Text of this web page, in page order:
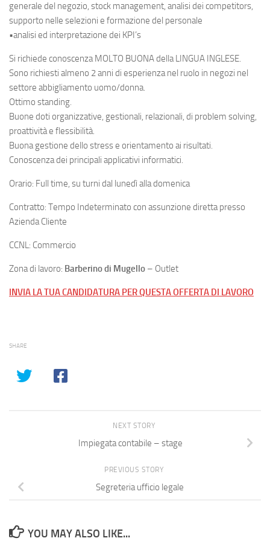
generale del negozio, stock management, analisi dei competitors,
supporto nelle selezioni e formazione del personale
•analisi ed interpretazione dei KPI’s
Si richiede conoscenza MOLTO BUONA della LINGUA INGLESE.
Sono richiesti almeno 2 anni di esperienza nel ruolo in negozi nel
settore abbigliamento uomo/donna.
Ottimo standing.
Buone doti organizzative, gestionali, relazionali, di problem solving,
proattività e flessibilità.
Buona gestione dello stress e orientamento ai risultati.
Conoscenza dei principali applicativi informatici.
Orario: Full time, su turni dal lunedì alla domenica
Contratto: Tempo Indeterminato con assunzione diretta presso
Azienda Cliente
CCNL: Commercio
Zona di lavoro: Barberino di Mugello – Outlet
INVIA LA TUA CANDIDATURA PER QUESTA OFFERTA DI LAVORO
SHARE
NEXT STORY
Impiegata contabile – stage
PREVIOUS STORY
Segreteria ufficio legale
YOU MAY ALSO LIKE...